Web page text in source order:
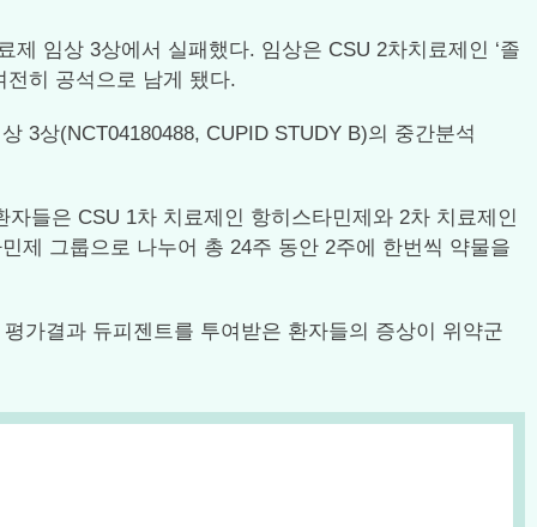
제 임상 3상에서 실패했다. 임상은 CSU 2차치료제인 ‘졸
전히 공석으로 남게 됐다.
3상(NCT04180488, CUPID STUDY B)의 중간분석
들은 CSU 1차 치료제인 항히스타민제와 2차 치료제인
제 그룹으로 나누어 총 24주 동안 2주에 한번씩 약물을
가결과 듀피젠트를 투여받은 환자들의 증상이 위약군